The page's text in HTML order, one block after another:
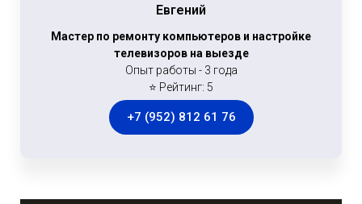
Евгений
Мастер по ремонту компьютеров и настройке
телевизоров на выезде
Опыт работы - 3 года
⭐ Рейтинг: 5
+7 (952) 812 61 76